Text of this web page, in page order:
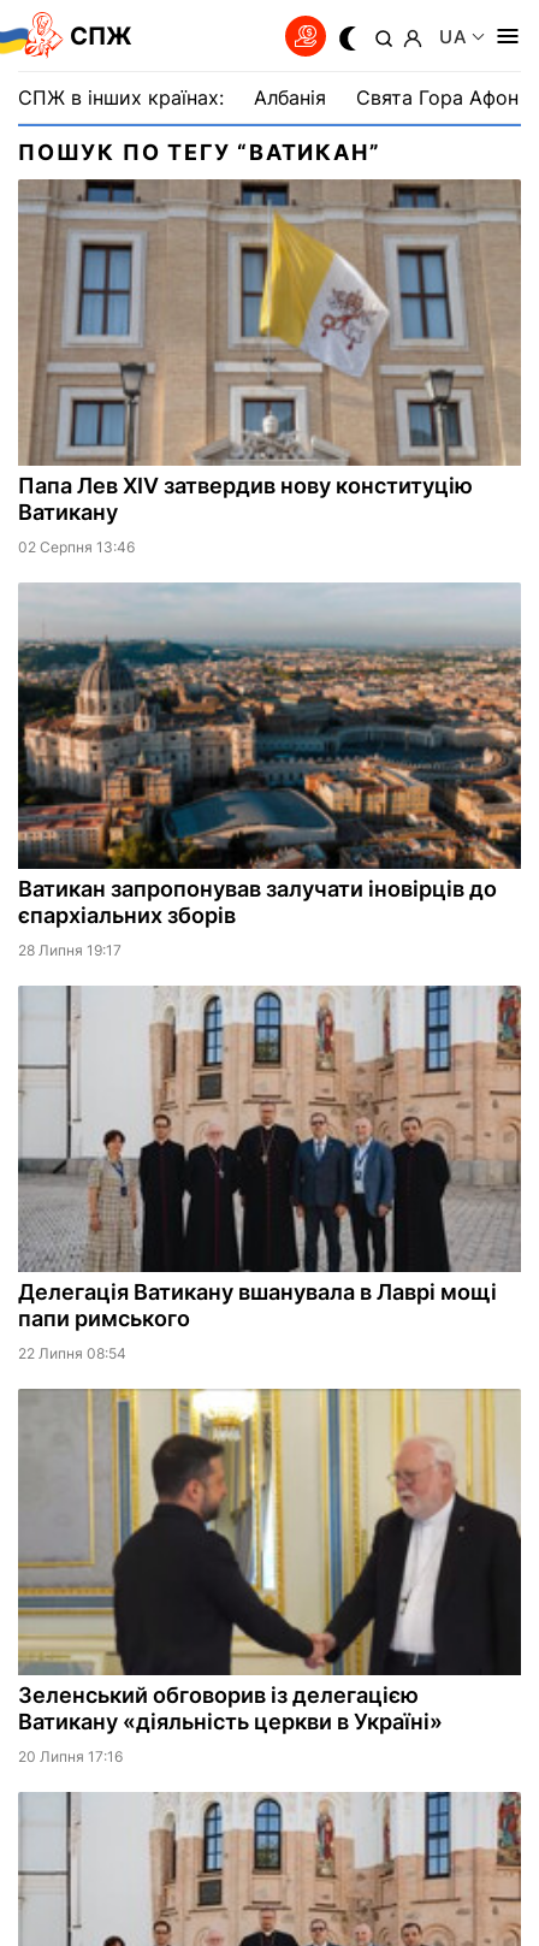
СПЖ UA
СПЖ в інших країнах: Албанія Свята Гора Афон
ПОШУК ПО ТЕГУ “ВАТИКАН”
Папа Лев XIV затвердив нову конституцію
Ватикану
02 Серпня 13:46
Ватикан запропонував залучати іновірців до
єпархіальних зборів
28 Липня 19:17
Делегація Ватикану вшанувала в Лаврі мощі
папи римського
22 Липня 08:54
Зеленський обговорив із делегацією
Ватикану «діяльність церкви в Україні»
20 Липня 17:16